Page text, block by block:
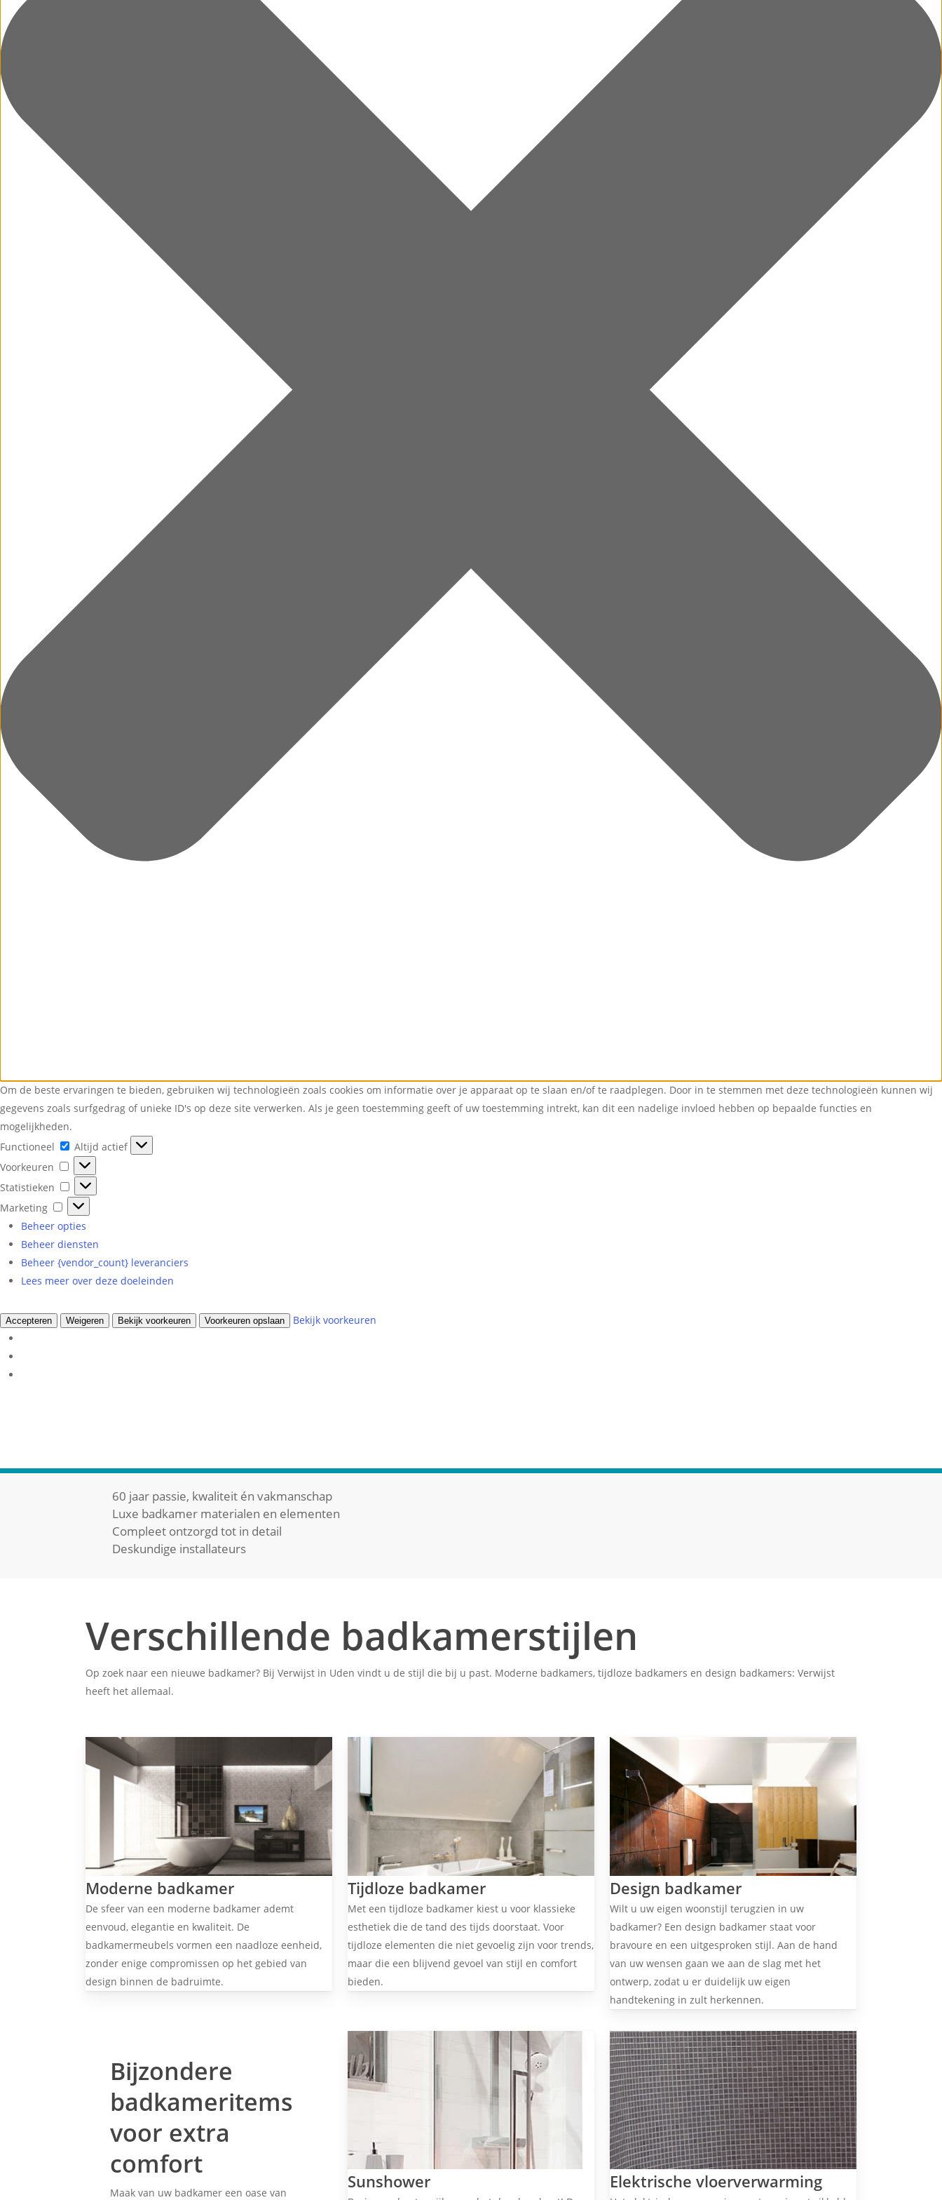
Om de beste ervaringen te bieden, gebruiken wij technologieën zoals cookies om informatie over je apparaat op te slaan en/of te raadplegen. Door in te stemmen met deze technologieën kunnen wij
gegevens zoals surfgedrag of unieke ID's op deze site verwerken. Als je geen toestemming geeft of uw toestemming intrekt, kan dit een nadelige invloed hebben op bepaalde functies en
mogelijkheden.
Functioneel
Functioneel
Altijd actief
Voorkeuren
Voorkeuren
Statistieken
Statistieken
Marketing
Marketing
Beheer opties
Beheer diensten
Beheer {vendor_count} leveranciers
Lees meer over deze doeleinden
Accepteren Weigeren Bekijk voorkeuren Voorkeuren opslaan Bekijk voorkeuren
60 jaar passie, kwaliteit én vakmanschap
Luxe badkamer materialen en elementen
Compleet ontzorgd tot in detail
Deskundige installateurs
Verschillende badkamerstijlen
Op zoek naar een nieuwe badkamer? Bij Verwijst in Uden vindt u de stijl die bij u past. Moderne badkamers, tijdloze badkamers en design badkamers: Verwijst
heeft het allemaal.
Moderne badkamer
De sfeer van een moderne badkamer ademt
eenvoud, elegantie en kwaliteit. De
badkamermeubels vormen een naadloze eenheid,
zonder enige compromissen op het gebied van
design binnen de badruimte.
Tijdloze badkamer
Met een tijdloze badkamer kiest u voor klassieke
esthetiek die de tand des tijds doorstaat. Voor
tijdloze elementen die niet gevoelig zijn voor trends,
maar die een blijvend gevoel van stijl en comfort
bieden.
Design badkamer
Wilt u uw eigen woonstijl terugzien in uw
badkamer? Een design badkamer staat voor
bravoure en een uitgesproken stijl. Aan de hand
van uw wensen gaan we aan de slag met het
ontwerp, zodat u er duidelijk uw eigen
handtekening in zult herkennen.
Bijzondere
badkameritems
voor extra
comfort
Maak van uw badkamer een oase van
Sunshower Elektrische vloerverwarming